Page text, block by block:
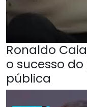
Ronaldo
o sucesso
pública